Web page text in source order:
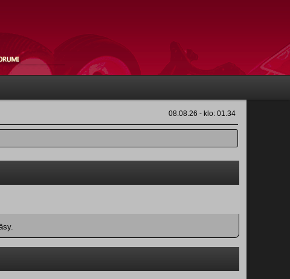
08.08.26 - klo: 01.34